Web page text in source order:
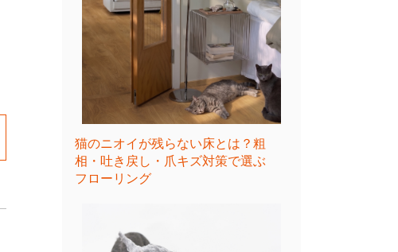
猫のニオイが残らない床とは？粗
相・吐き戻し・爪キズ対策で選ぶ
フローリング